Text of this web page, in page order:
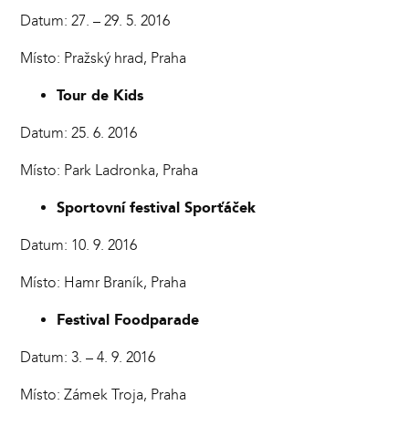
Datum: 27. – 29. 5. 2016
Místo: Pražský hrad, Praha
Tour de Kids
Datum: 25. 6. 2016
Místo: Park Ladronka, Praha
Sportovní festival Sporťáček
Datum: 10. 9. 2016
Místo: Hamr Braník, Praha
Festival Foodparade
Datum: 3. – 4. 9. 2016
Místo: Zámek Troja, Praha